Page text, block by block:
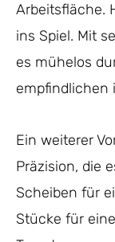
Arbeitsfläche.
ins Spiel. Mit
es mühelos
empfindlichen
Ein weiterer
Präzision, die
Scheiben für
Stücke für